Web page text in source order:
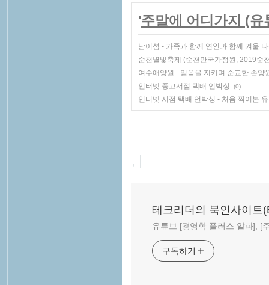
'주말에 어디가지 (유
남이섬 - 가족과 함께 연인과 함께 겨울
순천별빛축제 (순천만국가정원, 2019순
여수애양원 - 믿음을 지키며 순교한 손
인터넷 중고서점 택배 언박싱
(0)
인터넷 서점 택배 언박싱 - 처음 찍어본
, |
테크리더의 북인사이트
유튜브 [경영학 플러스 알파], [
구독하기